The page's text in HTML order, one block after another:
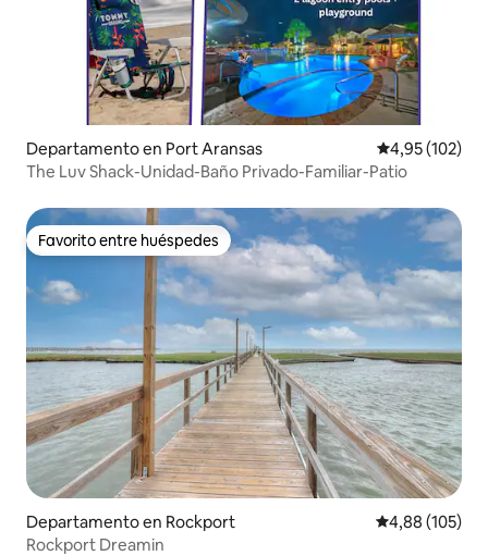
Departamento en Port Aransas Calificación
4,95 (102)
The Luv Shack-Unidad-Baño Privado-Familiar-Patio
Favorito entre huéspedes
Favorito entre huéspedes
Departamento en Rockport Calificación
4,88 (105)
Rockport Dreamin